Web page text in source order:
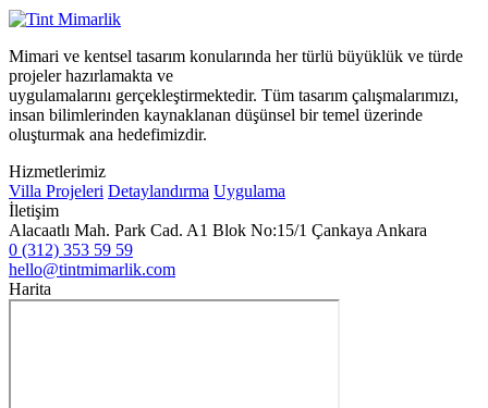
Mimari ve kentsel tasarım konularında her türlü büyüklük ve türde
projeler hazırlamakta ve
uygulamalarını gerçekleştirmektedir. Tüm tasarım çalışmalarımızı,
insan bilimlerinden kaynaklanan düşünsel bir temel üzerinde
oluşturmak ana hedefimizdir.
Hizmetlerimiz
Villa Projeleri Detaylandırma Uygulama
İletişim
Alacaatlı Mah. Park Cad. A1 Blok No:15/1 Çankaya Ankara
0 (312) 353 59 59
hello@tintmimarlik.com
Harita